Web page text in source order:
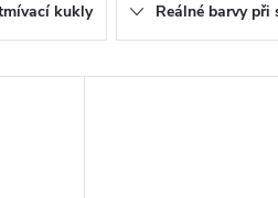
kukly Reálné barvy při